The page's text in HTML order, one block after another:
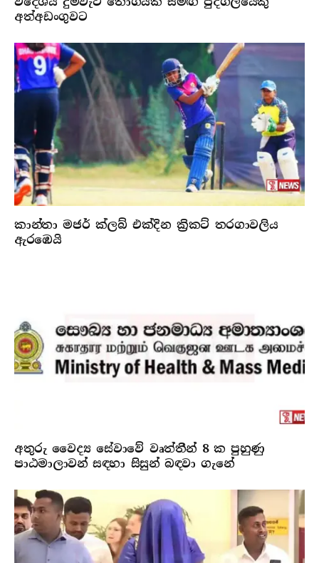
අත්අඩංගුවට
කාන්තා මජර් ක්ලබ් එක්දින ක්‍රිකට් තරගාවලිය
ඇරඹෙයි
අතුරු වෛද්‍ය සේවාවේ වෘත්තීන් 8 ක පුහුණු
පාඨමාලාවන් සඳහා සිසුන් බඳවා ගැනේ